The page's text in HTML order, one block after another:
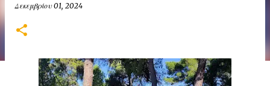
Δεκεμβρίου 01, 2024